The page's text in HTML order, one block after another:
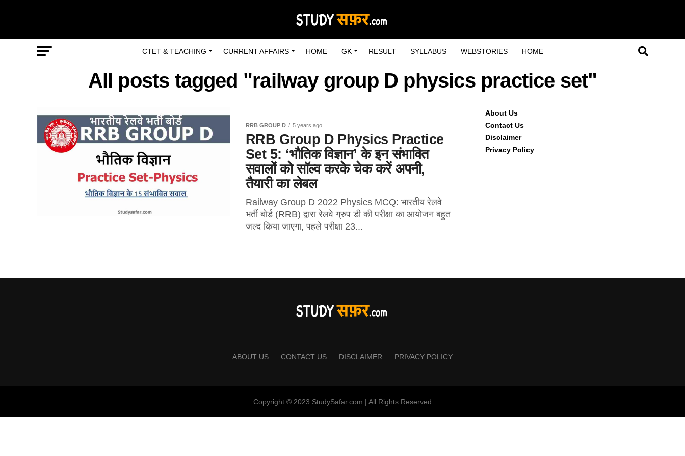
CTET & TEACHING CURRENT AFFAIRS HOME GK RESULT SYLLABUS WEBSTORIES HOME
All posts tagged "railway group D physics practice set"
RRB GROUP D 5 years ago
RRB Group D Physics Practice
Set 5: ‘भौतिक विज्ञान’ के इन संभावित
सवालों को सॉल्व करके चेक करें अपनी,
तैयारी का लेबल
Railway Group D 2022 Physics MCQ: भारतीय रेलवे
भर्ती बोर्ड (RRB) द्वारा रेलवे ग्रुप डी की परीक्षा का आयोजन बहुत
जल्द किया जाएगा, पहले परीक्षा 23...
About Us
Contact Us
Disclaimer
Privacy Policy
ABOUT US CONTACT US DISCLAIMER PRIVACY POLICY
Copyright © 2023 StudySafar.com | All Rights Reserved